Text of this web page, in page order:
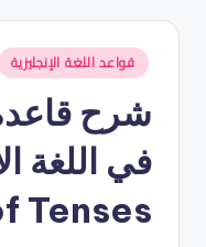
الإ
نُشر
في
قواعد اللغة الإنجليزية
شرح قاعدة
Tenses